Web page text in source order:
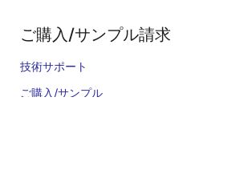
ご購入/サンプル請求
技術サポート
ご購入/サンプル